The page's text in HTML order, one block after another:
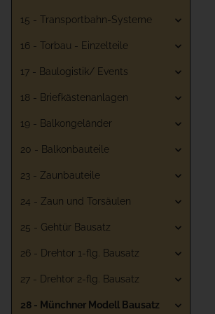
15 - Transportbahn-Systeme
16 - Torbau - Einzelteile
17 - Baulogistik/ Events
18 - Briefkästenanlagen
19 - Balkongeländer
20 - Balkonbauteile
23 - Zaunbauteile
24 - Zaun und Torsäulen
25 - Gehtür Bausatz
26 - Drehtor 1-flg. Bausatz
27 - Drehtor 2-flg. Bausatz
28 - Münchner Modell Bausatz